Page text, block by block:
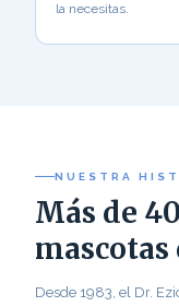
la necesitas.
NUESTRA
Más de
mascotas
Desde 1983, el Dr.